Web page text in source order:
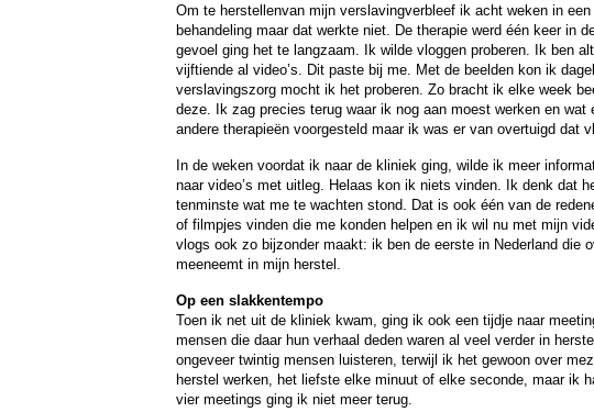
Om te herstellenvan mijn verslavingverbleef ik acht weken in
behandeling maar dat werkte niet. De therapie werd één keer in
gevoel ging het te langzaam. Ik wilde vloggen proberen. Ik ben
vijftiende al video’s. Dit paste bij me. Met de beelden kon ik
verslavingszorg mocht ik het proberen. Zo bracht ik elke week
deze. Ik zag precies terug waar ik nog aan moest werken en wat
andere therapieën voorgesteld maar ik was er van overtuigd dat
In de weken voordat ik naar de kliniek ging, wilde ik meer
naar video’s met uitleg. Helaas kon ik niets vinden. Ik denk dat
tenminste wat me te wachten stond. Dat is ook één van de
of filmpjes vinden die me konden helpen en ik wil nu met mijn
vlogs ook zo bijzonder maakt: ik ben de eerste in Nederland die
meeneemt in mijn herstel.
Op een slakkentempo
Toen ik net uit de kliniek kwam, ging ik ook een tijdje naar
mensen die daar hun verhaal deden waren al veel verder in
ongeveer twintig mensen luisteren, terwijl ik het gewoon over
herstel werken, het liefste elke minuut of elke seconde, maar ik
vier meetings ging ik niet meer terug.